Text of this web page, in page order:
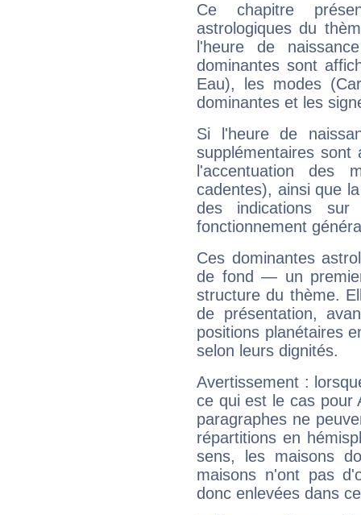
Ce chapitre
astrologiques du
l'heure de
dominantes sont
Eau), les modes
dominantes et les
Si l'heure de
supplémentaires sont
l'accentuation des
cadentes), ainsi que
des indications sur
fonctionnement
Ces dominantes
de fond — un
structure du thème.
de présentation,
positions planétaires
selon leurs dignités.
Avertissement :
ce qui est le cas pour
paragraphes ne
répartitions en
sens, les maisons
maisons n'ont pas
donc enlevées dans